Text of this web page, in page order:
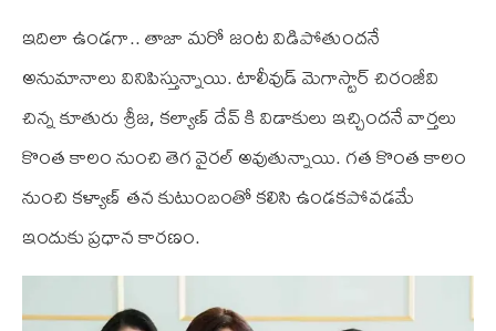
ఇదిలా ఉండగా.. తాజా మరో జంట విడిపోతుందనే
అనుమానాలు వినిపిస్తున్నాయి. టాలీవుడ్ మెగాస్టార్ చిరంజీవి
చిన్న కూతురు శ్రీజ, కల్యాణ్ దేవ్ కి విడాకులు ఇచ్చిందనే వార్తలు
కొంత కాలం నుంచి తెగ వైరల్ అవుతున్నాయి. గత కొంత కాలం
నుంచి కళ్యాణ్ తన కుటుంబంతో కలిసి ఉండకపోవడమే
ఇందుకు ప్రధాన కారణం.